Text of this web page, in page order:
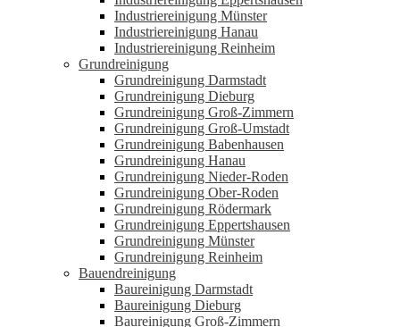
Industriereinigung Münster
Industriereinigung Hanau
Industriereinigung Reinheim
Grundreinigung
Grundreinigung Darmstadt
Grundreinigung Dieburg
Grundreinigung Groß-Zimmern
Grundreinigung Groß-Umstadt
Grundreinigung Babenhausen
Grundreinigung Hanau
Grundreinigung Nieder-Roden
Grundreinigung Ober-Roden
Grundreinigung Rödermark
Grundreinigung Eppertshausen
Grundreinigung Münster
Grundreinigung Reinheim
Bauendreinigung
Baureinigung Darmstadt
Baureinigung Dieburg
Baureinigung Groß-Zimmern